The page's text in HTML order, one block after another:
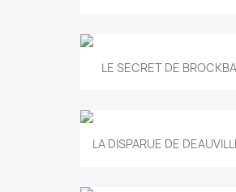
LE SECRET DE
LA DISPARUE DE